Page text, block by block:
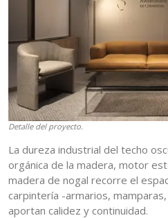
Detalle del proyecto.
La dureza industrial del techo
orgánica de la madera, motor
madera de nogal recorre el
carpintería -armarios,
aportan calidez y continuidad.